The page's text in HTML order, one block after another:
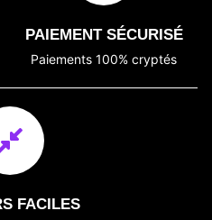
PAIEMENT SÉCURISÉ
Paiements 100% cryptés
FACILES